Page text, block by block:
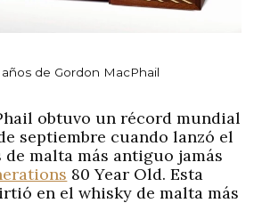
años de Gordon MacPhail
obtuvo un récord mundial
septiembre cuando lanzó el
de malta más antiguo jamás
80 Year Old. Esta
en el whisky de malta más